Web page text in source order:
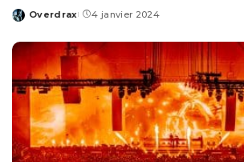
Posted
Overdrax 4 janvier 2024